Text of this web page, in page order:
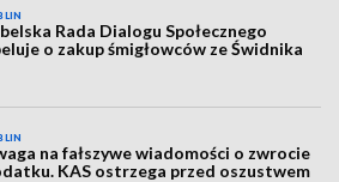
Rada Dialogu Społecznego
o zakup śmigłowców ze Świdnika
na fałszywe wiadomości o zwrocie
KAS ostrzega przed oszustwem